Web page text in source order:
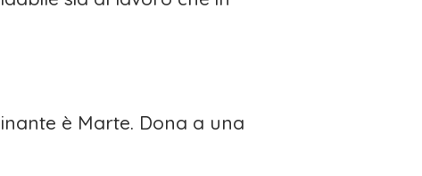
è Marte. Dona a una